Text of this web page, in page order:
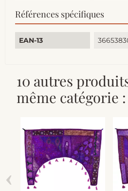
Références spécifiques
EAN-13
10 autres
même catégorie :
‹